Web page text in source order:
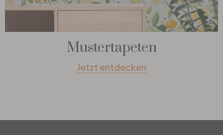
Mustertapeten
Jetzt entdecken